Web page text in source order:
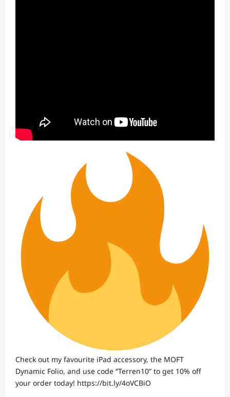
Check out my favourite iPad accessory, the MOFT
Dynamic Folio, and use code “Terren10” to get 10% off
your order today! https://bit.ly/4oVCBiO